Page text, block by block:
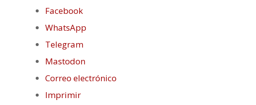
Facebook
WhatsApp
Telegram
Mastodon
Correo electrónico
Imprimir